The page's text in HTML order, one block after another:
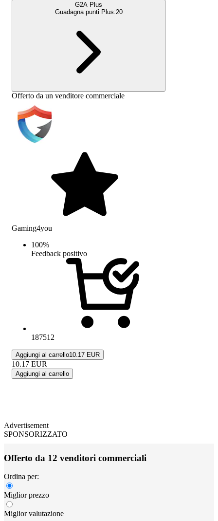
G2A Plus
Guadagna punti Plus:20
Offerto da un venditore commerciale
Gaming4you
100%
Feedback positivo
187512
Aggiungi al carrello10.17 EUR
10.17 EUR
Aggiungi al carrello
Advertisement
SPONSORIZZATO
Offerto da 12 venditori commerciali
Ordina per:
Miglior prezzo
Miglior valutazione